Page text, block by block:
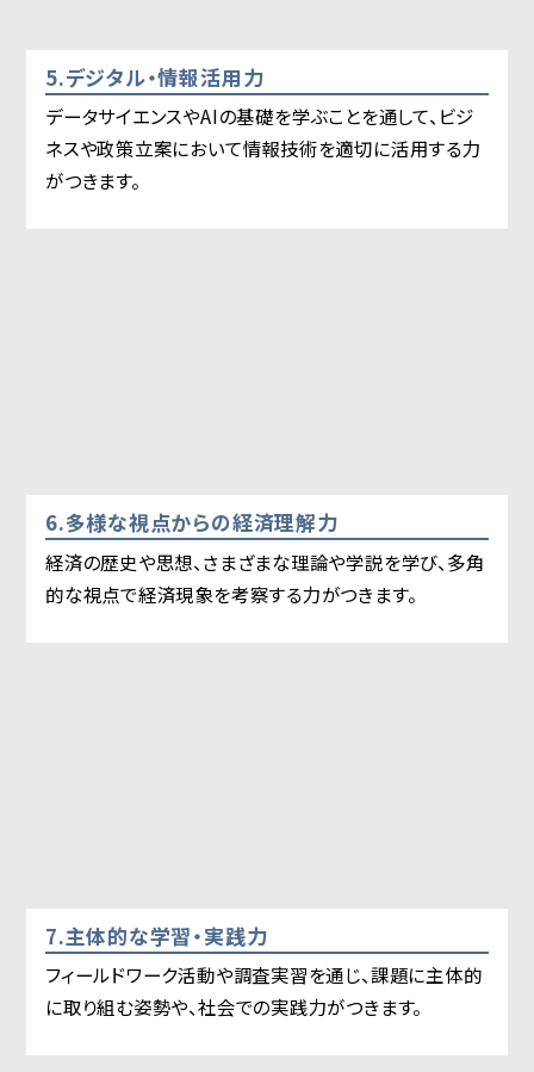
5.デジタル・情報活用力
データサイエンスやAIの基礎を学ぶことを通して、ビジ
ネスや政策立案において情報技術を適切に活用する力
がつきます。
6.多様な視点からの経済理解力
経済の歴史や思想、さまざまな理論や学説を学び、多角
的な視点で経済現象を考察する力がつきます。
7.主体的な学習・実践力
フィールドワーク活動や調査実習を通じ、課題に主体的
に取り組む姿勢や、社会での実践力がつきます。